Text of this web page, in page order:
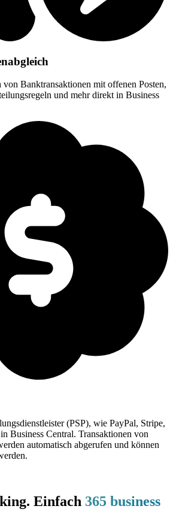
Banktransaktionen mit offenen Posten,
und mehr direkt in Business
(PSP), wie PayPal, Stripe,
Business Central. Transaktionen von
automatisch abgerufen und können
Einfach 365 business